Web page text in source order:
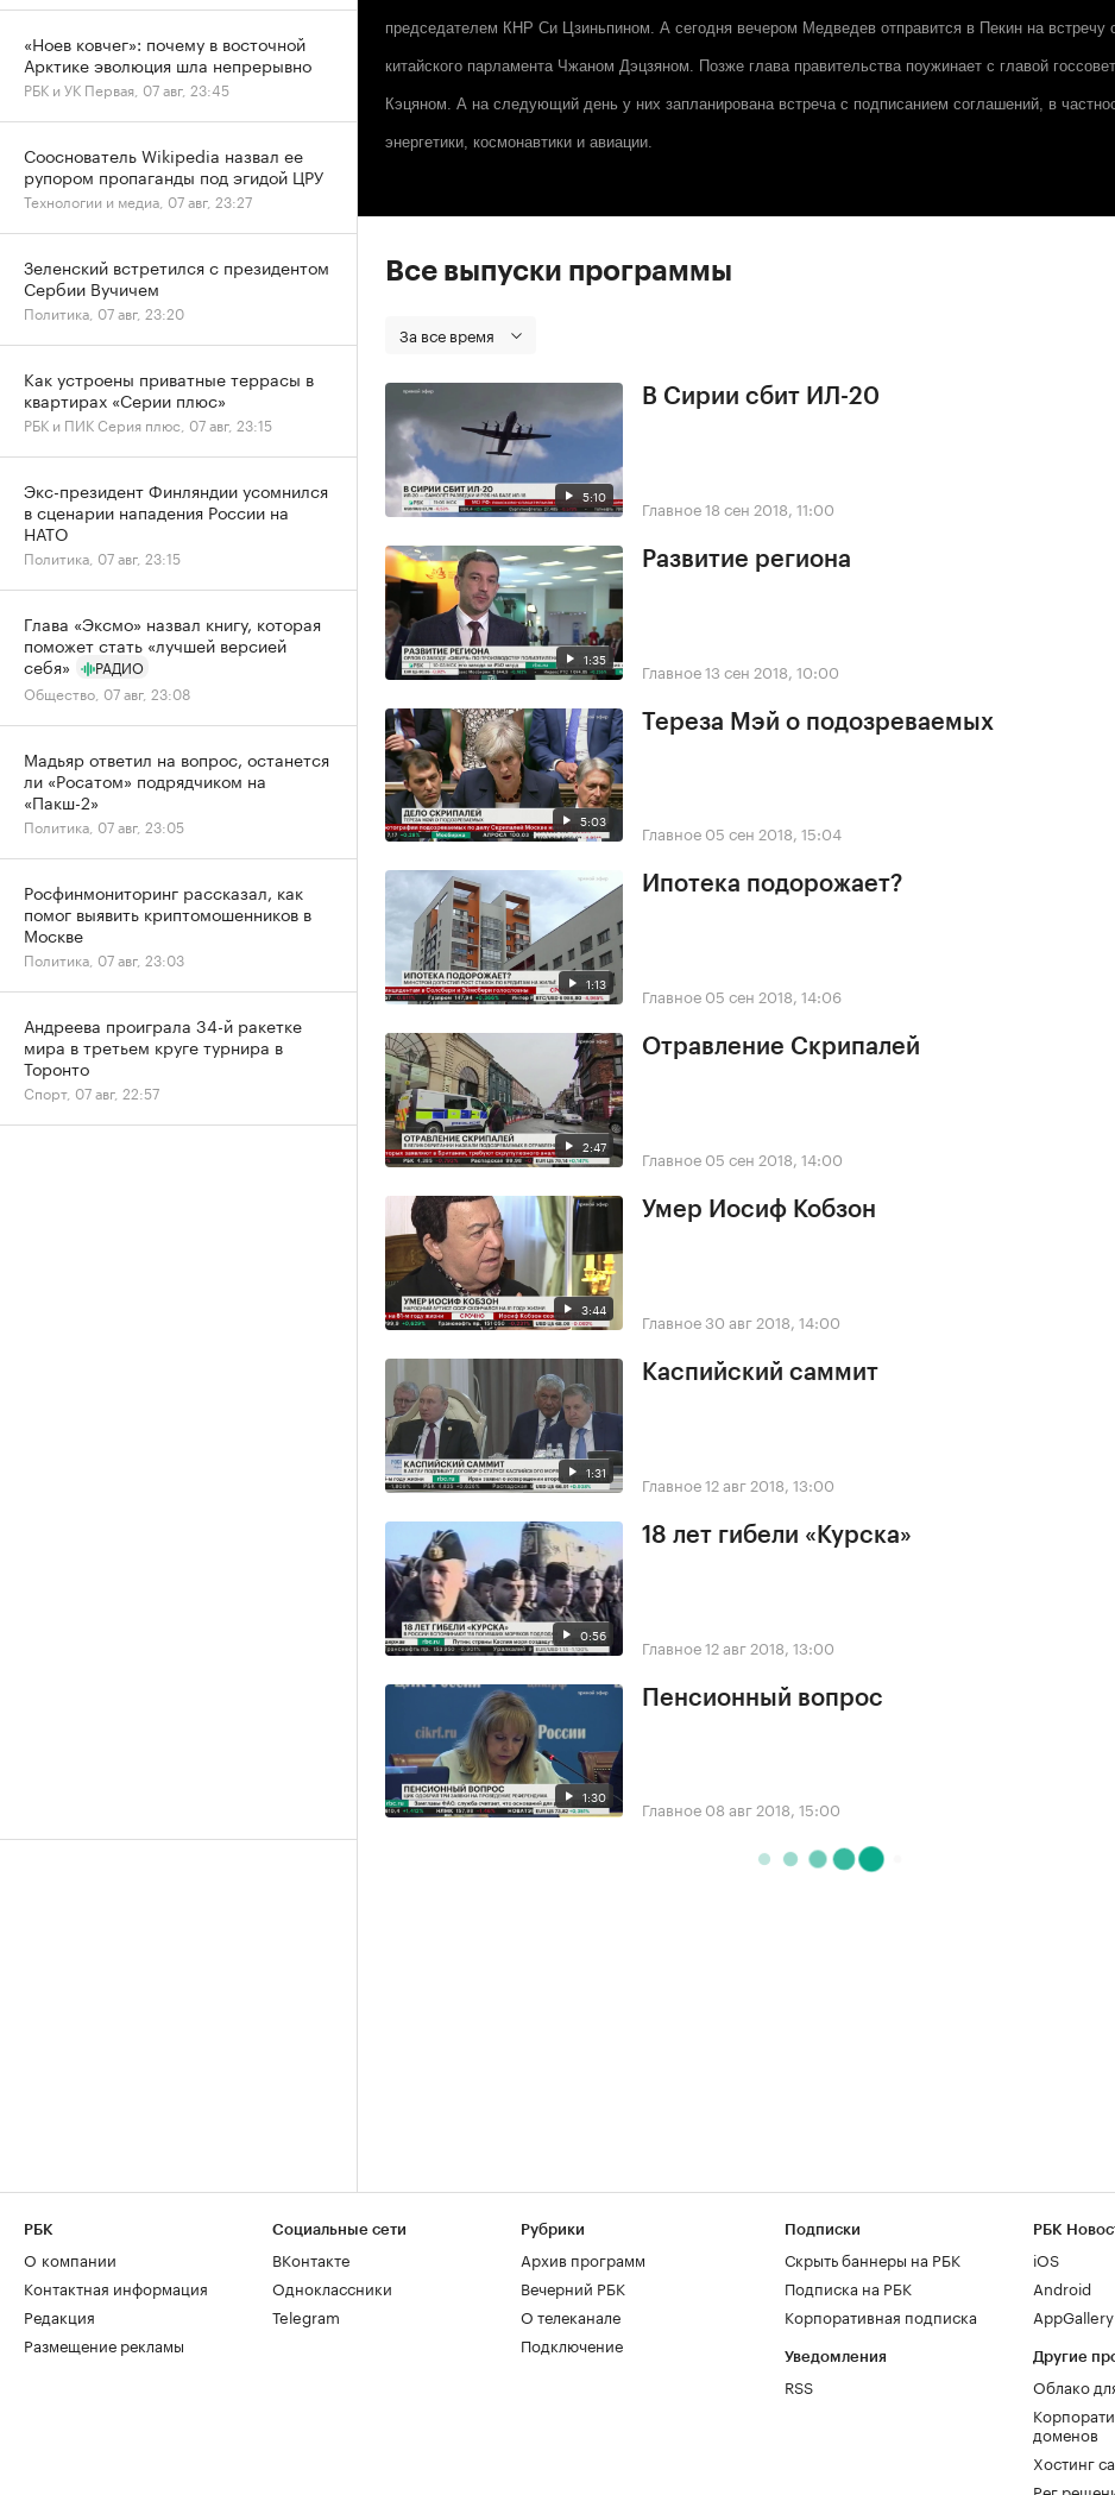
председателем КНР Си Цзиньпином. А сегодня вечером Медведев отправится в Пекин на встречу
китайского парламента Чжаном Дэцзяном. Позже глава правительства поужинает с главой
Кэцяном. А на следующий день у них запланирована встреча с подписанием соглашений, в
энергетики, космонавтики и авиации.
Все выпуски программы
За все время
5:10
В Сирии сбит ИЛ-20
Главное18 сен 2018, 11:00
1:35
Развитие региона
Главное13 сен 2018, 10:00
5:03
Тереза Мэй о подозреваемых
Главное 05 сен 2018, 15:04
1:13
Ипотека подорожает?
Главное 05 сен 2018, 14:06
2:47
Отравление Скрипалей
Главное 05 сен 2018, 14:00
3:44
Умер Иосиф Кобзон
Главное30 авг 2018, 14:00
1:31
Каспийский саммит
Главное12 авг 2018, 13:00
0:56
18 лет гибели «Курска»
Главное12 авг 2018, 13:00
1:30
Пенсионный вопрос
Главное 08 авг 2018, 15:00
«Ноев ковчег»: почему в восточной
Арктике эволюция шла непрерывно
РБК и УК Первая, 07 авг, 23:45
Сооснователь Wikipedia назвал ее
рупором пропаганды под эгидой ЦРУ
Технологии и медиа, 07 авг, 23:27
Зеленский встретился с президентом
Сербии Вучичем
Политика, 07 авг, 23:20
Как устроены приватные террасы в
квартирах «Серии плюс»
РБК и ПИК Серия плюс, 07 авг, 23:15
Экс-президент Финляндии усомнился
в сценарии нападения России на
НАТО
Политика, 07 авг, 23:15
Глава «Эксмо» назвал книгу, которая
поможет стать «лучшей версией
себя»
РАДИО
Общество, 07 авг, 23:08
Мадьяр ответил на вопрос, останется
ли «Росатом» подрядчиком на
«Пакш-2»
Политика, 07 авг, 23:05
Росфинмониторинг рассказал, как
помог выявить криптомошенников в
Москве
Политика, 07 авг, 23:03
Андреева проиграла 34-й ракетке
мира в третьем круге турнира в
Торонто
Спорт, 07 авг, 22:57
РБК
О компании
Контактная информация
Редакция
Размещение рекламы
Социальные сети
ВКонтакте
Одноклассники
Telegram
Рубрики
Архив программ
Вечерний РБК
О телеканале
Подключение
Подписки
Скрыть баннеры на РБК
Подписка на РБК
Корпоративная подписка
Уведомления
RSS
РБК
iOS
Android
AppGallery
Другие
Облако
доменов
Хостинг